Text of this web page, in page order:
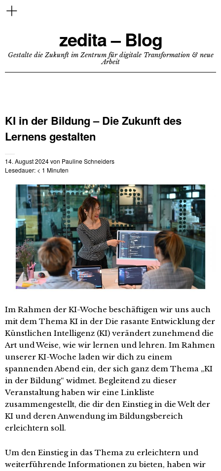
zedita – Blog
Gestalte die Zukunft im Zentrum für digitale Transformation & neue
Arbeit
KI in der Bildung – Die Zukunft des
Lernens gestalten
14. August 2024von Pauline Schneiders
Lesedauer: < 1 Minuten
Im Rahmen der KI-Woche beschäftigen wir uns auch
mit dem Thema KI in der Die rasante Entwicklung der
Künstlichen Intelligenz (KI) verändert zunehmend die
Art und Weise, wie wir lernen und lehren. Im Rahmen
unserer KI-Woche laden wir dich zu einem
spannenden Abend ein, der sich ganz dem Thema „KI
in der Bildung“ widmet. Begleitend zu dieser
Veranstaltung haben wir eine Linkliste
zusammengestellt, die dir den Einstieg in die Welt der
KI und deren Anwendung im Bildungsbereich
erleichtern soll.
Um den Einstieg in das Thema zu erleichtern und
weiterführende Informationen zu bieten, haben wir